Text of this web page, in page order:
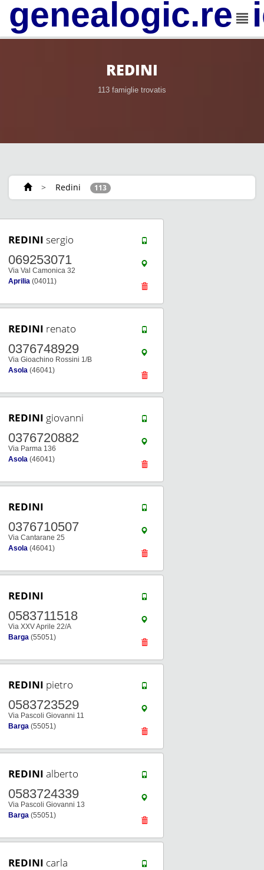
REDINI
113 famiglie trovatis
> Redini 113
REDINI sergio
069253071
Via Val Camonica 32
Aprilia (04011)
REDINI renato
0376748929
Via Gioachino Rossini 1/B
Asola (46041)
REDINI giovanni
0376720882
Via Parma 136
Asola (46041)
REDINI
0376710507
Via Cantarane 25
Asola (46041)
REDINI
0583711518
Via XXV Aprile 22/A
Barga (55051)
REDINI pietro
0583723529
Via Pascoli Giovanni 11
Barga (55051)
REDINI alberto
0583724339
Via Pascoli Giovanni 13
Barga (55051)
REDINI carla